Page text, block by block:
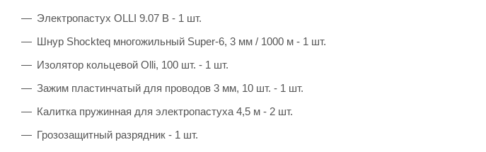
Электропастух OLLI 9.07 B - 1 шт.
Шнур Shockteq многожильный Super-6, 3 мм / 1000 м - 1 шт.
Изолятор кольцевой Olli, 100 шт. - 1 шт.
Зажим пластинчатый для проводов 3 мм, 10 шт. - 1 шт.
Калитка пружинная для электропастуха 4,5 м - 2 шт.
Грозозащитный разрядник - 1 шт.